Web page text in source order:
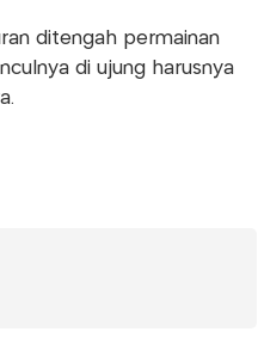
ditengah permainan
di ujung harusnya